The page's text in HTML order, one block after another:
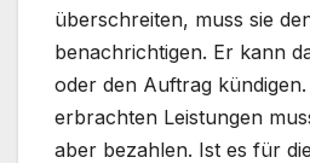
überschreiten, muss sie
benachrichtigen. Er kann
oder den Auftrag kündigen.
erbrachten Leistungen
aber bezahlen. Ist es für